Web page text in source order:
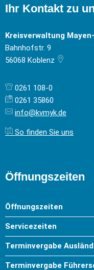
Ihr Kontakt zu
Kreisverwaltung
Bahnhofstr. 9
56068 Koblenz
0261 108-0
0261 35860
info@kvmyk.de
So finden Sie uns
Öffnungszeiten
Öffnungszeiten
Servicezeiten
Terminvergabe
Terminvergabe